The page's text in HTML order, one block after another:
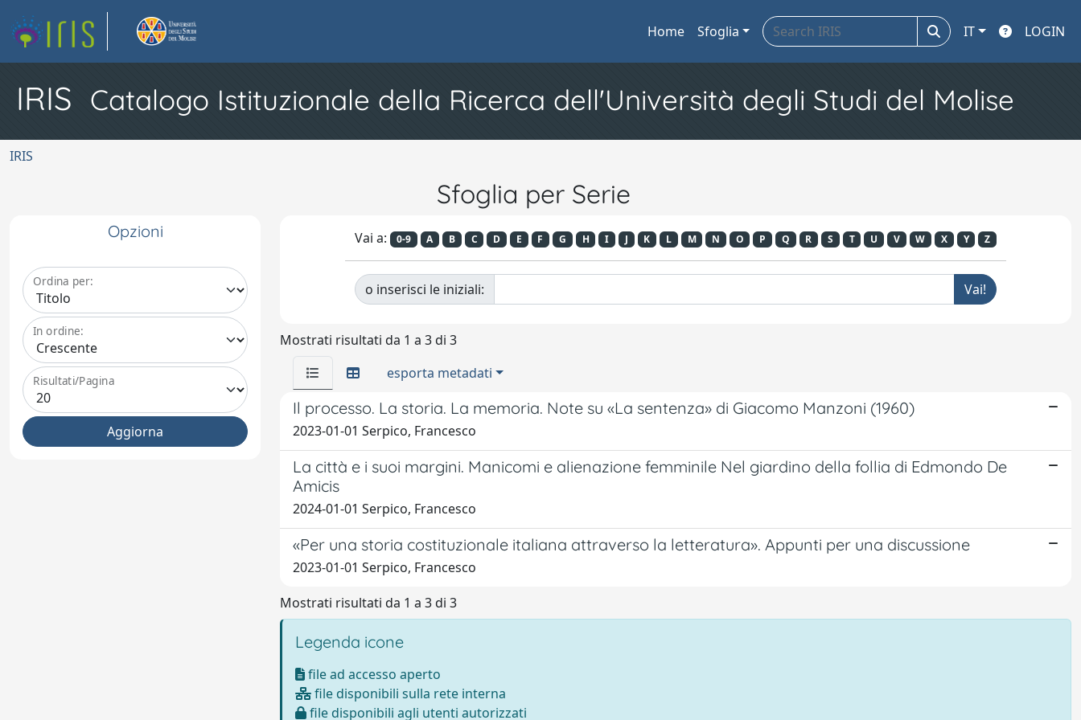
Home Sfoglia IT LOGIN
IRIS Catalogo Istituzionale della Ricerca dell'Università degli Studi del Molise
IRIS
Sfoglia per Serie
Opzioni
Ordina per:
In ordine:
Risultati/Pagina
Vai a: 0-9 A B C D E F G H I J K L M N O P Q R S T U V W X Y Z
o inserisci le iniziali:
Mostrati risultati da 1 a 3 di 3
esporta metadati
Il processo. La storia. La memoria. Note su «La sentenza» di Giacomo Manzoni (1960)
2023-01-01 Serpico, Francesco
La città e i suoi margini. Manicomi e alienazione femminile Nel giardino della follia di Edmondo De
Amicis
2024-01-01 Serpico, Francesco
«Per una storia costituzionale italiana attraverso la letteratura». Appunti per una discussione
2023-01-01 Serpico, Francesco
Mostrati risultati da 1 a 3 di 3
Legenda icone
file ad accesso aperto
file disponibili sulla rete interna
file disponibili agli utenti autorizzati